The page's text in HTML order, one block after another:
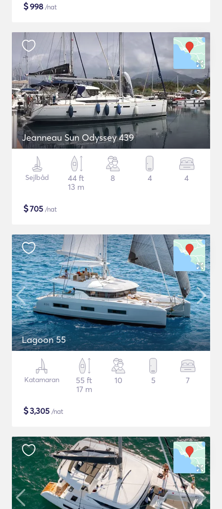
$998 /nat
Jeanneau Sun Odyssey 439
Sejlbåd
44 ft
13 m
8 4 4
$705 /nat
Lagoon 55
Katamaran
55 ft
17 m
10 5 7
$3,305 /nat